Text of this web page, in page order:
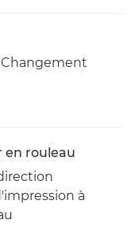
Changement
en rouleau
à